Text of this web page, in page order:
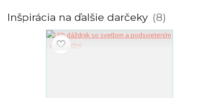
Inšpirácia na ďalšie darčeky 8